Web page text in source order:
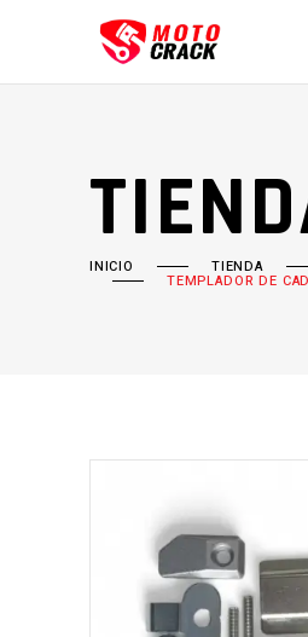
INICIO TIENDA
TEMPLADOR DE